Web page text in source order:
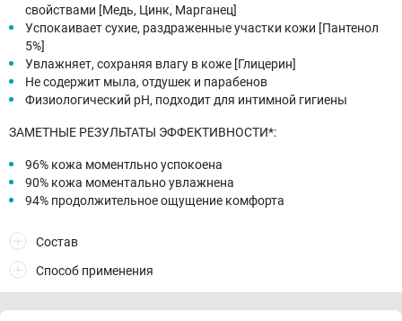
свойствами [Медь, Цинк, Марганец]
Успокаивает сухие, раздраженные участки кожи [Пантенол
5%]
Увлажняет, сохраняя влагу в коже [Глицерин]
Не содержит мыла, отдушек и парабенов
Физиологический pH, подходит для интимной гигиены
ЗАМЕТНЫЕ РЕЗУЛЬТАТЫ ЭФФЕКТИВНОСТИ*:
96% кожа моментльно успокоена
90% кожа моментально увлажнена
94% продолжительное ощущение комфорта
Состав
Способ применения